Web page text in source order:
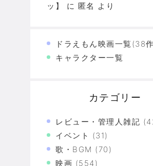
ッ】
に 匿名 より
ドラえもん映画一覧(38
キャラクター一覧
カテゴリー
レビュー・管理人雑記
イベント (31)
歌・BGM (70)
映画 (554)